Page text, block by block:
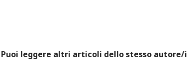
Puoi leggere altri articoli dello stesso autore/i